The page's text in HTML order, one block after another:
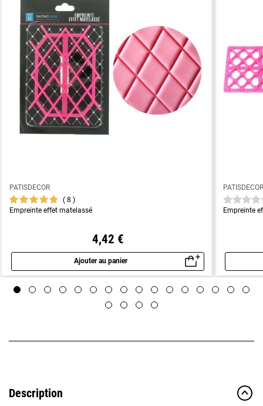
PATISDECOR
8
Empreinte effet matelassé
4,42 €
Ajouter au panier
Aperçu rapide
Empreinte
Description